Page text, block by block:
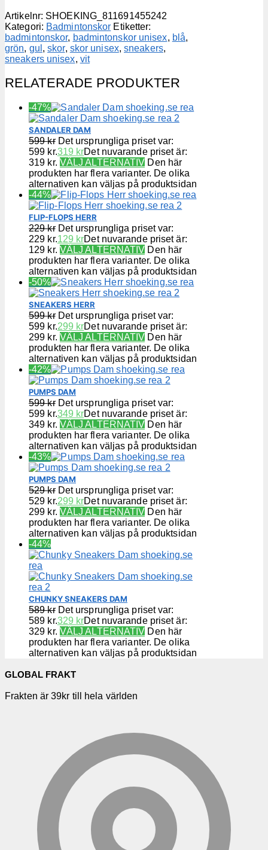
Artikelnr: SHOEKING_811691455242
Kategori: Badmintonskor Etiketter:
badmintonskor, badmintonskor unisex, blå,
grön, gul ,skor, skor unisex,sneakers,
sneakers unisex, vit
RELATERADE PRODUKTER
-47%
SANDALER DAM
599kr Det ursprungliga priset var:
599 kr.319 krDet nuvarande priset är:
319 kr. VÄLJ ALTERNATIV Den här
produkten har flera varianter. De olika
alternativen kan väljas på produktsidan
-44%
FLIP-FLOPS HERR
229kr Det ursprungliga priset var:
229 kr.129 krDet nuvarande priset är:
129 kr. VÄLJ ALTERNATIV Den här
produkten har flera varianter. De olika
alternativen kan väljas på produktsidan
-50%
SNEAKERS HERR
599kr Det ursprungliga priset var:
599 kr.299 krDet nuvarande priset är:
299 kr. VÄLJ ALTERNATIV Den här
produkten har flera varianter. De olika
alternativen kan väljas på produktsidan
-42%
PUMPS DAM
599kr Det ursprungliga priset var:
599 kr.349 krDet nuvarande priset är:
349 kr. VÄLJ ALTERNATIV Den här
produkten har flera varianter. De olika
alternativen kan väljas på produktsidan
-43%
PUMPS DAM
529kr Det ursprungliga priset var:
529 kr.299 krDet nuvarande priset är:
299 kr. VÄLJ ALTERNATIV Den här
produkten har flera varianter. De olika
alternativen kan väljas på produktsidan
-44%
CHUNKY SNEAKERS DAM
589kr Det ursprungliga priset var:
589 kr.329 krDet nuvarande priset är:
329 kr. VÄLJ ALTERNATIV Den här
produkten har flera varianter. De olika
alternativen kan väljas på produktsidan
GLOBAL FRAKT
Frakten är 39kr till hela världen